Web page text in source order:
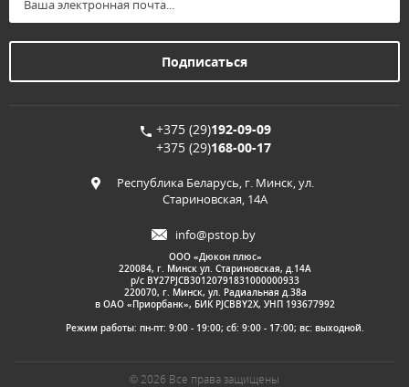
+375 (29)192-09-09
+375 (29)168-00-17
Республика Беларусь, г. Минск, ул.
Стариновская, 14А
info@pstop.by
ООО «Дюкон плюс»
220084, г. Минск ул. Стариновская, д.14А
р/с BY27PJCB30120791831000000933
220070, г. Минск, ул. Радиальная д.38а
в ОАО «Приорбанк», БИК PJCBBY2X, УНП 193677992
Режим работы: пн-пт: 9:00 - 19:00; сб: 9:00 - 17:00; вс: выходной.
© 2026 Все права защищены